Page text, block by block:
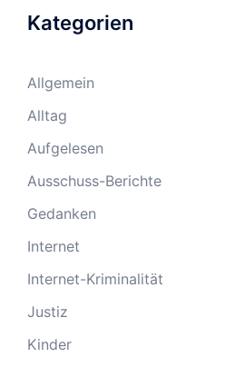
Kategorien
Allgemein
Alltag
Aufgelesen
Ausschuss-Berichte
Gedanken
Internet
Internet-Kriminalität
Justiz
Kinder